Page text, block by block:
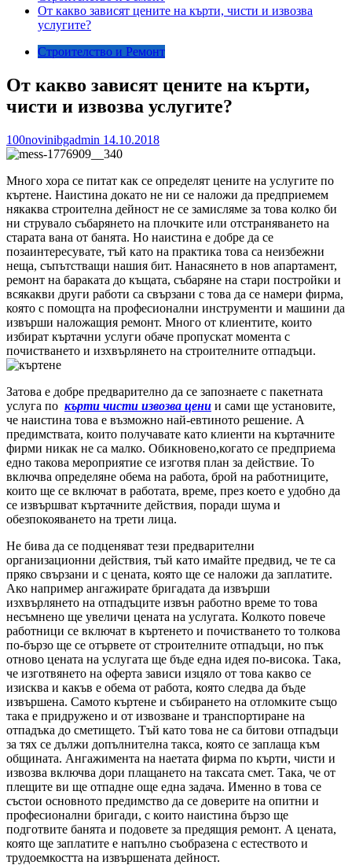
От какво зависят цените на кърти, чисти и извозва
услугите?
Строителство и Ремонт
От какво зависят цените на кърти,
чисти и извозва услугите?
100novinibgadmin 14.10.2018
Много хора се питат как се определят цените на услугите по
къртене. Наистина докато не ни се наложи да предприемем
някаква строителна дейност не се замисляме за това колко би
ни струвало събарянето на плочките или отстраняването на
старата вана от банята. Но наистина е добре да се
позаинтересувате, тъй като на практика това са неизбежни
неща, съпътстващи нашия бит. Нанасянето в нов апартамент,
ремонт на бараката до къщата, събаряне на стари постройки и
всякакви други работи са свързани с това да се намери фирма,
която с помощта на професионални инструменти и машини да
извърши наложащия ремонт. Много от клиентите, които
избират къртачни услуги обаче пропускат момента с
почистването и изхвърлянето на строителните отпадъци.
Затова е добре предварително да се запознаете с пакетната
услуга по кърти чисти извозва цени и сами ще установите,
че наистина това е възможно най-евтиното решение. А
предимствата, които получавате като клиенти на къртачните
фирми никак не са малко. Обикновено,когато се предприема
едно такова мероприятие се изготвя план за действие. То
включва определяне обема на работа, брой на работниците,
които ще се включат в работата, време, през което е удобно да
се извършват къртачните действия, поради шума и
обезпокояването на трети лица.
Не бива да се подценяват тези предварителни
организационни действия, тъй като имайте предвид, че те са
пряко свързани и с цената, която ще се наложи да заплатите.
Ако например ангажирате бригадата да извърши
изхвърлянето на отпадъците извън работно време то това
несъмнено ще увеличи цената на услугата. Колкото повече
работници се включат в къртенето и почистването то толкова
по-бързо ще се отървете от строителните отпадъци, но пък
отново цената на услугата ще бъде една идея по-висока. Така,
че изготвянето на оферта зависи изцяло от това какво се
изисква и какъв е обема от работа, която следва да бъде
извършена. Самото къртене и събирането на отломките също
така е придружено и от извозване и транспортиране на
отпадъка до сметището. Тъй като това не са битови отпадъци
за тях се дължи допълнителна такса, която се заплаща към
общината. Ангажимента на наетата фирма по кърти, чисти и
извозва включва дори плащането на таксата смет. Така, че от
плещите ви ще отпадне още една задача. Именно в това се
състои основното предимство да се доверите на опитни и
професионални бригади, с които наистина бързо ще
подготвите банята и подовете за предящия ремонт. А цената,
която ще заплатите е напълно съобразена с естеството и
трудоемкостта на извършената дейност.